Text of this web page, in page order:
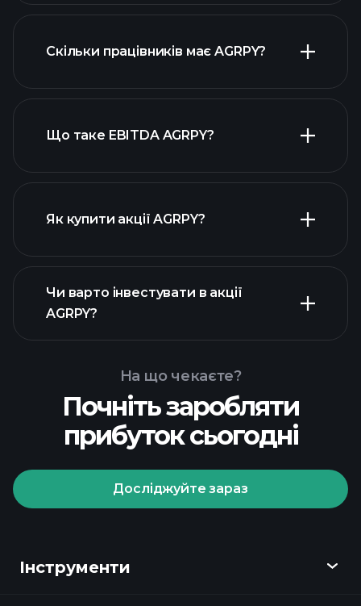
Скільки працівників має AGRPY?
Що таке EBITDA AGRPY?
фінансових звітах
AGRPY
Як купити акції AGRPY?
Playtrade Tournaments
рекомендованого
брокера
Чи варто інвестувати в акції
AGRPY?
На що чекаєте?
Почніть заробляти
прибуток сьогодні
Досліджуйте зараз
Інструменти